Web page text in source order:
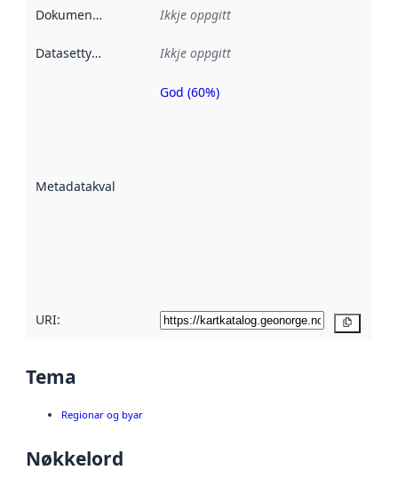
Dokumentasjon Ikkje oppgitt
Datasettype Ikkje oppgitt
Metadatakvalitet
Metadatakvalitet
God (60%)
URI:
Tema
Regionar og byar
Nøkkelord